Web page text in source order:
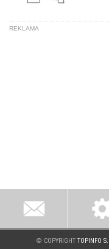
REKLAMA
© COPYRIGHT TOPINFO